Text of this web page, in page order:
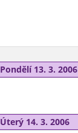
Pondělí 13. 3. 2006
Úterý 14. 3. 2006